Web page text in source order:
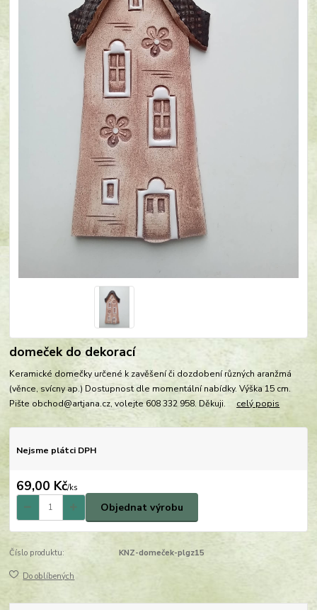
domeček do dekorací
Keramické domečky určené k zavěšení či dozdobení různých aranžmá
(věnce, svícny ap.) Dostupnost dle momentální nabídky. Výška 15 cm.
Pište obchod@artjana.cz, volejte 608 332 958. Děkuji. celý popis
Nejsme plátci DPH
69,00 Kč/ks
Objednat výrobu
Číslo produktu: KNZ-domeček-plgz15
Do oblíbených